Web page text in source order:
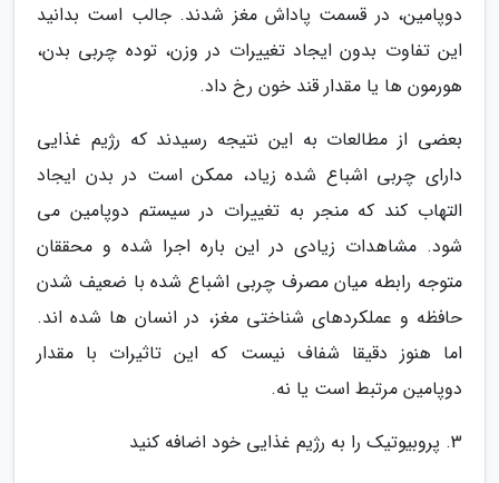
دوپامین، در قسمت پاداش مغز شدند. جالب است بدانید
این تفاوت بدون ایجاد تغییرات در وزن، توده چربی بدن،
هورمون ها یا مقدار قند خون رخ داد.
بعضی از مطالعات به این نتیجه رسیدند که رژیم غذایی
دارای چربی اشباع شده زیاد، ممکن است در بدن ایجاد
التهاب کند که منجر به تغییرات در سیستم دوپامین می
شود. مشاهدات زیادی در این باره اجرا شده و محققان
متوجه رابطه میان مصرف چربی اشباع شده با ضعیف شدن
حافظه و عملکردهای شناختی مغز، در انسان ها شده اند.
اما هنوز دقیقا شفاف نیست که این تاثیرات با مقدار
دوپامین مرتبط است یا نه.
3. پروبیوتیک را به رژیم غذایی خود اضافه کنید